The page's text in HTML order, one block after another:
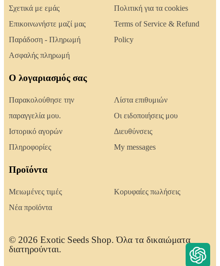
Σχετικά με εμάς
Επικοινωνήστε μαζί μας
Παράδοση - Πληρωμή
Ασφαλής πληρωμή
Πολιτική για τα cookies
Terms of Service & Refund
Policy
Ο λογαριασμός σας
Παρακολούθησε την
παραγγελία μου.
Ιστορικό αγορών
Πληροφορίες
Λίστα επιθυμιών
Οι ειδοποιήσεις μου
Διευθύνσεις
My messages
Προϊόντα
Μειωμένες τιμές
Νέα προϊόντα
Κορυφαίες πωλήσεις
© 2026 Exotic Seeds Shop. Όλα τα δικαιώματα
διατηρούνται.